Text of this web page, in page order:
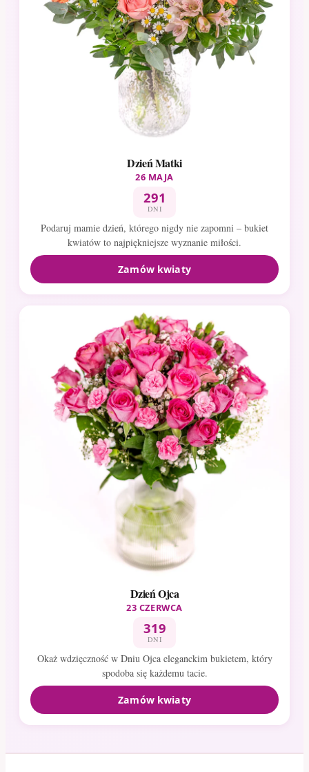
Dzień Matki
26 MAJA
291
DNI
Podaruj mamie dzień, którego nigdy nie zapomni – bukiet
kwiatów to najpiękniejsze wyznanie miłości.
Zamów kwiaty
Dzień Ojca
23 CZERWCA
319
DNI
Okaż wdzięczność w Dniu Ojca eleganckim bukietem, który
spodoba się każdemu tacie.
Zamów kwiaty